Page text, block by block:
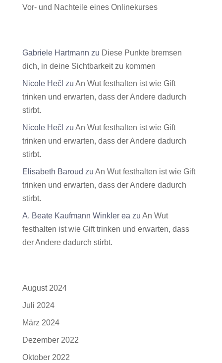
Vor- und Nachteile eines Onlinekurses
Gabriele Hartmann zu Diese Punkte bremsen
dich, in deine Sichtbarkeit zu kommen
Nicole Hečl zu An Wut festhalten ist wie Gift
trinken und erwarten, dass der Andere dadurch
stirbt.
Nicole Hečl zu An Wut festhalten ist wie Gift
trinken und erwarten, dass der Andere dadurch
stirbt.
Elisabeth Baroud zu An Wut festhalten ist wie Gift
trinken und erwarten, dass der Andere dadurch
stirbt.
A. Beate Kaufmann Winkler ea zu An Wut
festhalten ist wie Gift trinken und erwarten, dass
der Andere dadurch stirbt.
August 2024
Juli 2024
März 2024
Dezember 2022
Oktober 2022